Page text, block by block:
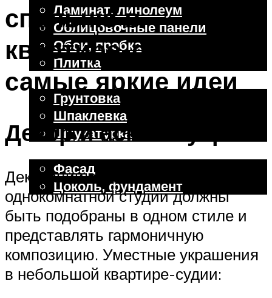
Ламинат, линолеум
Облицовочные панели
Обои, пробка
Плитка
Отделочные работы
Грунтовка
Шпаклевка
Штукатурка
Внешняя отделка
Фасад
Цоколь, фундамент
Меню
спальню в
квартире-студии:
самые яркие идеи
Декор и асксессуары
Декорации во всех зонах
однокомнатной студии должны
быть подобраны в одном стиле и
представлять гармоничную
композицию. Уместные украшения
в небольшой квартире-судии: